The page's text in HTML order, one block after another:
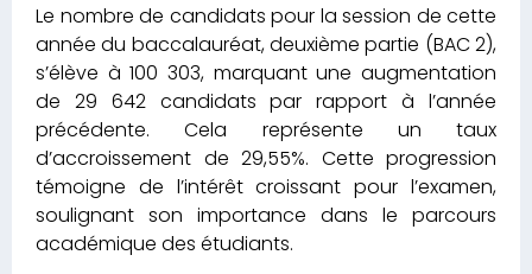
Le nombre de candidats pour la session de cette
année du baccalauréat, deuxième partie (BAC 2),
s’élève à 100 303, marquant une augmentation
de 29 642 candidats par rapport à l’année
précédente. Cela représente un taux
d’accroissement de 29,55%. Cette progression
témoigne de l’intérêt croissant pour l’examen,
soulignant son importance dans le parcours
académique des étudiants.